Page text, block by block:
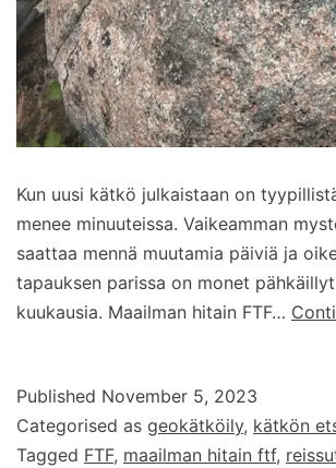
Kun uusi kätkö julkaistaan on
menee minuuteissa. Vaikeamman
saattaa mennä muutamia päiviä ja
tapauksen parissa on monet
kuukausia. Maailman hitain FTF…
Published November 5, 2023
Categorised as geokätköily, kätkön
Tagged FTF, maailman hitain ftf,